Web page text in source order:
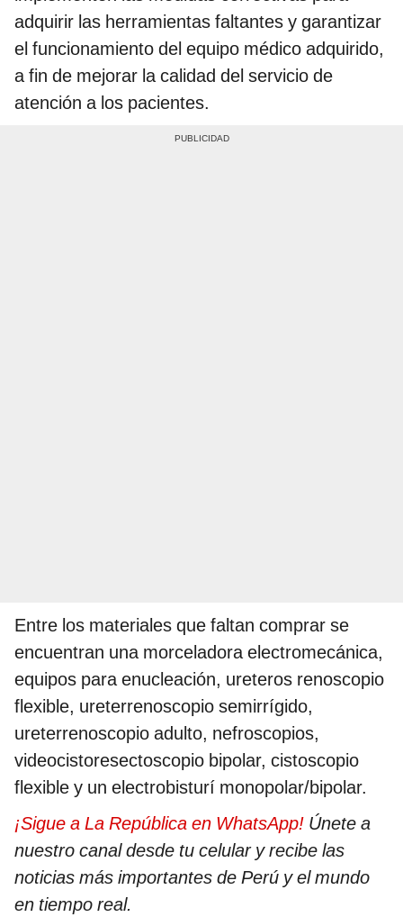
adquirir las herramientas faltantes y garantizar
el funcionamiento del equipo médico adquirido,
a fin de mejorar la calidad del servicio de
atención a los pacientes.
Entre los materiales que faltan comprar se
encuentran una morceladora electromecánica,
equipos para enucleación, ureteros renoscopio
flexible, ureterrenoscopio semirrígido,
ureterrenoscopio adulto, nefroscopios,
videocistoresectoscopio bipolar, cistoscopio
flexible y un electrobisturí monopolar/bipolar.
¡Sigue a La República en WhatsApp! Únete a
nuestro canal desde tu celular y recibe las
noticias más importantes de Perú y el mundo
en tiempo real.